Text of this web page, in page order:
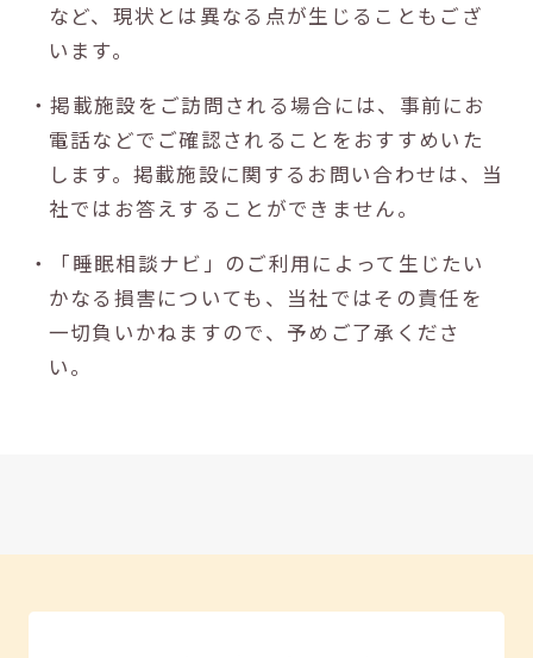
など、現状とは異なる点が生じることもござ
います。
・掲載施設をご訪問される場合には、事前にお
電話などでご確認されることをおすすめいた
します。掲載施設に関するお問い合わせは、当
社ではお答えすることができません。
・「睡眠相談ナビ」のご利用によって生じたい
かなる損害についても、当社ではその責任を
一切負いかねますので、予めご了承くださ
い。